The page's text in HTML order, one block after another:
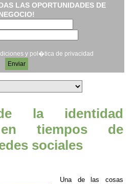
LAS OPORTUNIDADES DE
y pol�tica de privacidad
la identidad
en tiempos de
sociales
Una de las cosas